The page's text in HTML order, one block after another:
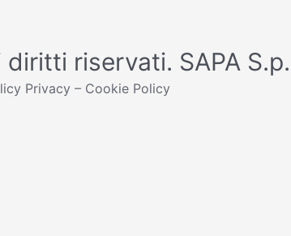
riservati. SAPA
Privacy – Cookie Policy